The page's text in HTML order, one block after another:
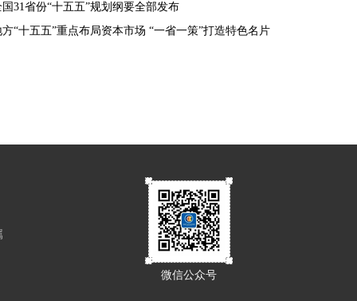
国31省份“十五五”规划纲要全部发布
方“十五五”重点布局资本市场 “一省一策”打造特色名片
微信公众号